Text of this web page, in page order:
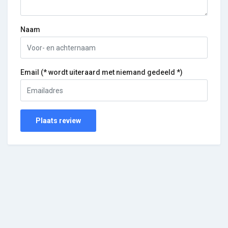
Naam
Email (* wordt uiteraard met niemand gedeeld *)
Plaats review